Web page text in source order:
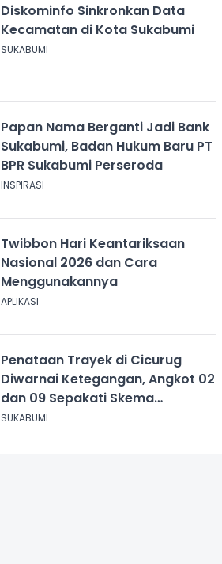
Diskominfo Sinkronkan Data
Kecamatan di Kota Sukabumi
SUKABUMI
Papan Nama Berganti Jadi Bank
Sukabumi, Badan Hukum Baru PT
BPR Sukabumi Perseroda
INSPIRASI
Twibbon Hari Keantariksaan
Nasional 2026 dan Cara
Menggunakannya
APLIKASI
Penataan Trayek di Cicurug
Diwarnai Ketegangan, Angkot 02
dan 09 Sepakati Skema
Sementara
SUKABUMI